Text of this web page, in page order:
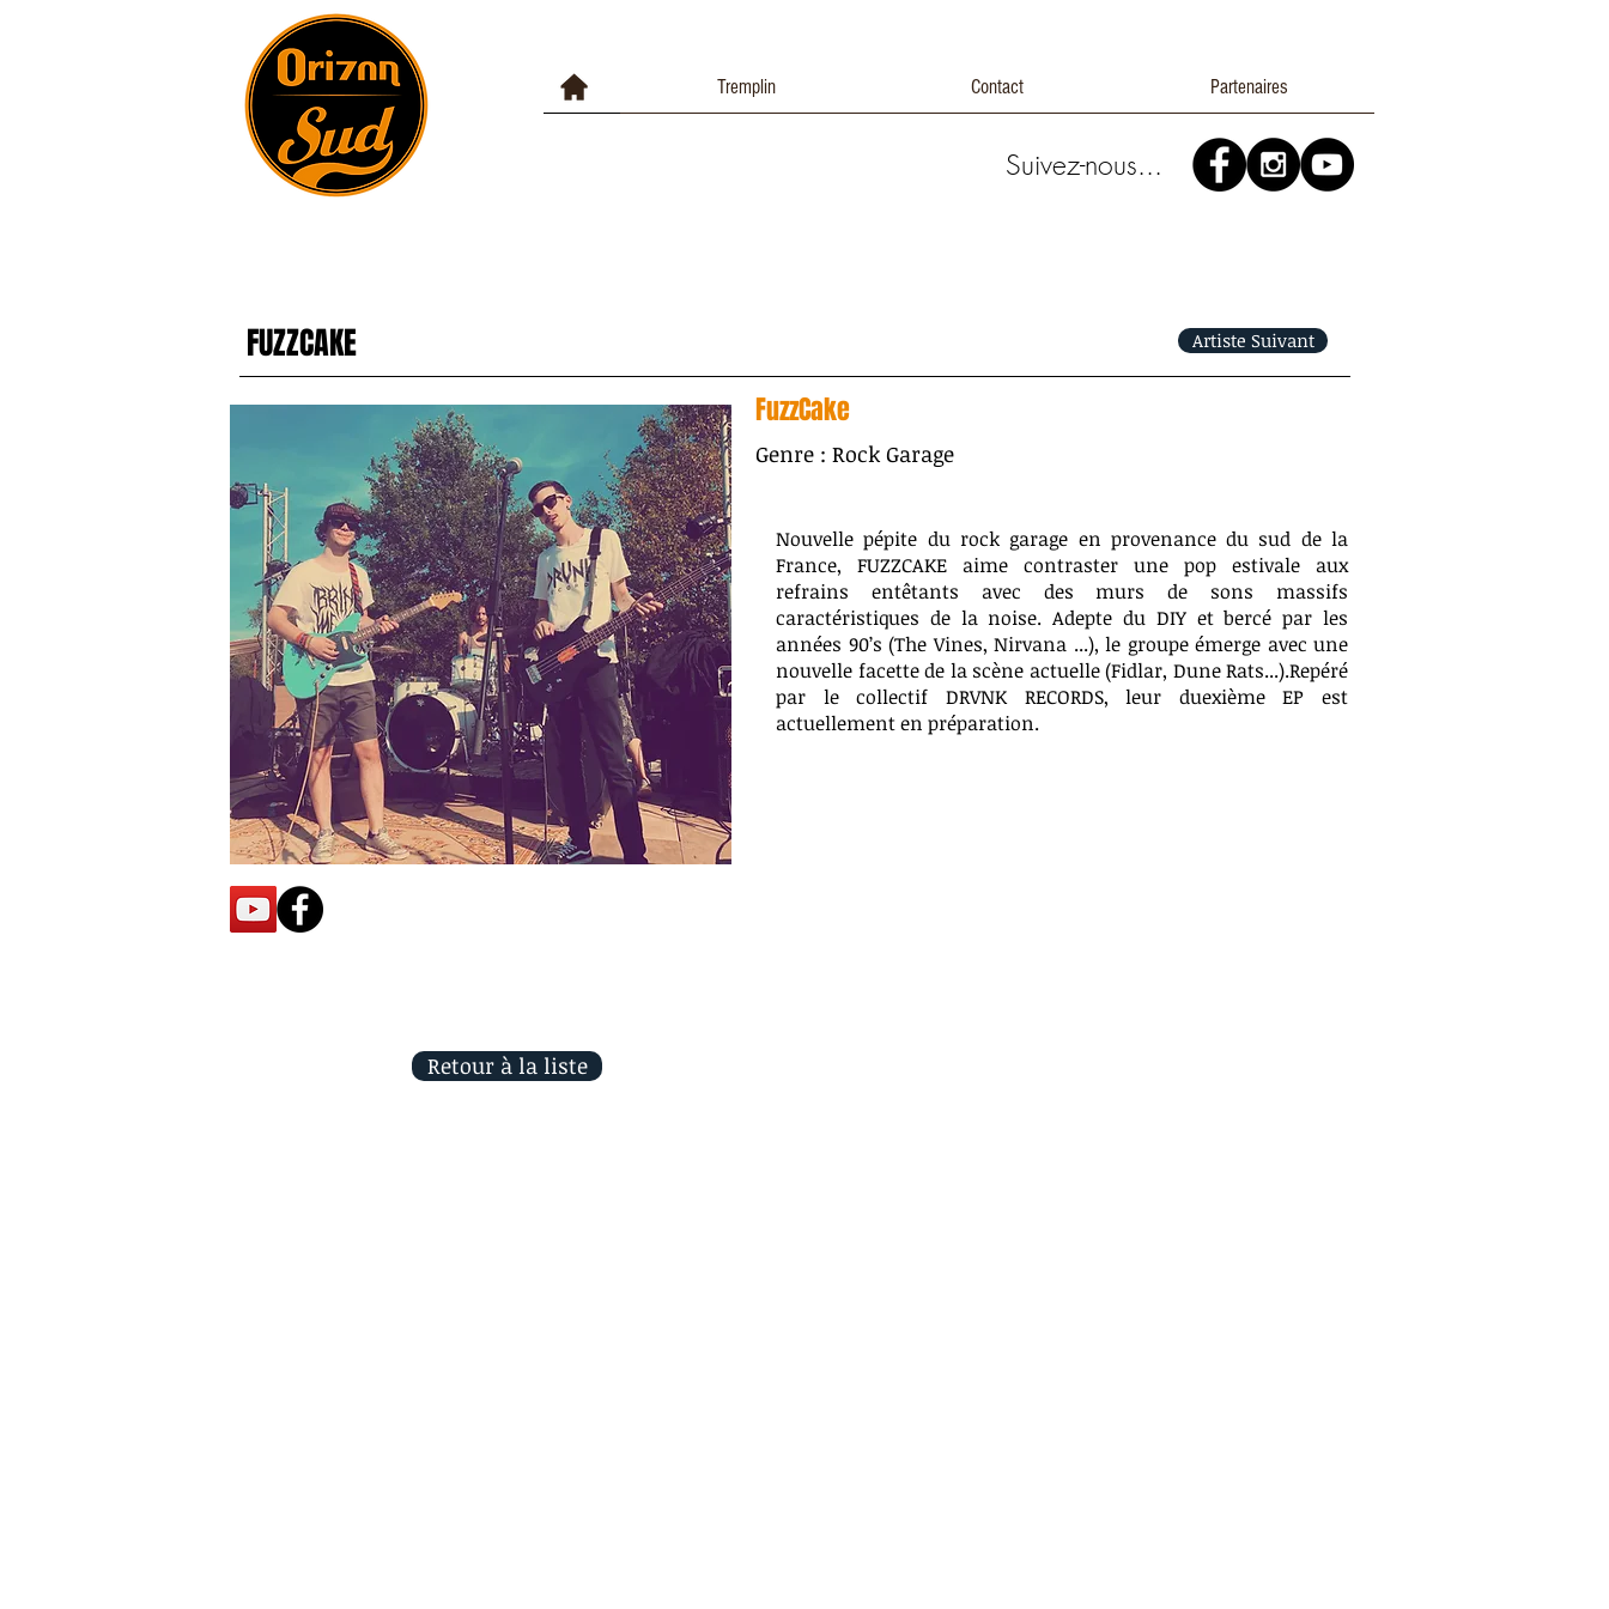
Tremplin Contact Partenaires
Suivez-nous...
FUZZCAKE Artiste Suivant
FuzzCake
Genre : Rock Garage
Nouvelle pépite du rock garage en provenance du sud de la
France, FUZZCAKE aime contraster une pop estivale aux
refrains entêtants avec des murs de sons massifs
caractéristiques de la noise. Adepte du DIY et bercé par les
années 90’s (The Vines, Nirvana ...), le groupe émerge avec une
nouvelle facette de la scène actuelle (Fidlar, Dune Rats...).Repéré
par le collectif DRVNK RECORDS, leur duexième EP est
actuellement en préparation.
Retour à la liste